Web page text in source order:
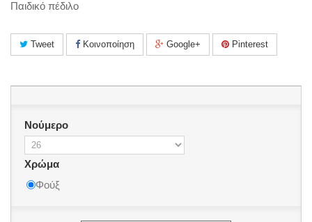
Παιδικό πέδιλο
Tweet Κοινοποίηση Google+ Pinterest
Νούμερο
Χρώμα
Φούξ